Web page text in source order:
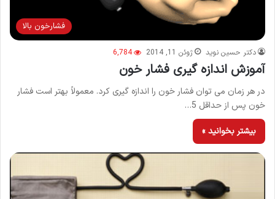
فشارخون بالا
دکتر حسین نوید ژوئن 11, 2014 6,784
آموزش اندازه گیری فشار خون
در هر زمان می توان فشار خون را اندازه گیری کرد. معمولاً بهتر است فشار
خون پس از حداقل 5…
بیشتر بخوانید »